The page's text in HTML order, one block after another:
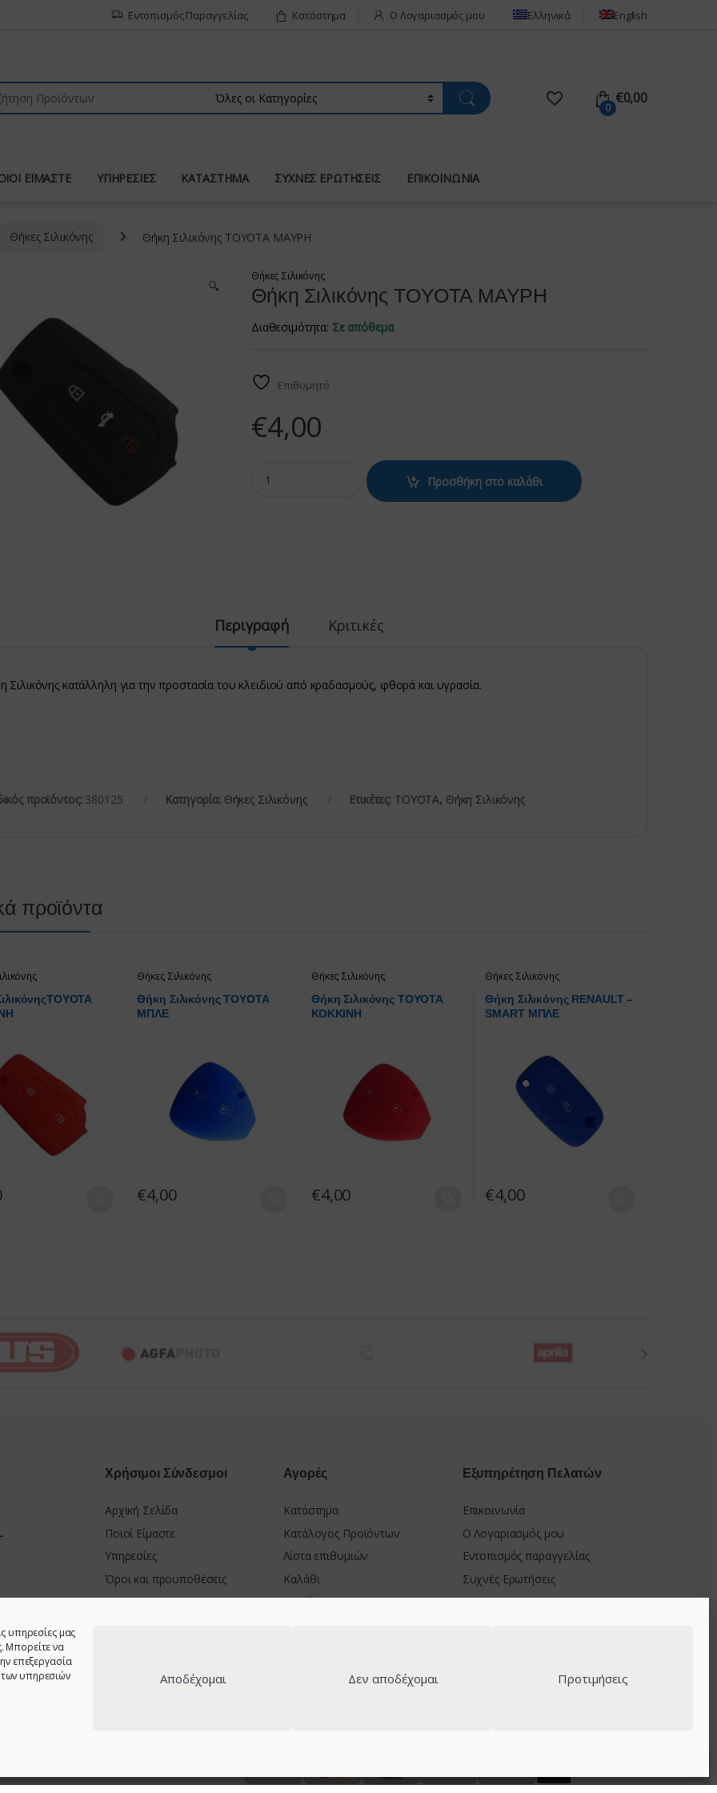
υπηρεσίες μας
Μπορείτε να
επεξεργασία
υπηρεσιών
Αποδέχομαι Δεν αποδέχομαι Προτιμήσεις
Εντοπισμός Παραγγελίας Κατάστημα Ο Λογαριασμός μου Ελληνικά English
0
€0,00
ΕΙΜΑΣΤΕ ΥΠΗΡΕΣΙΕΣ ΚΑΤΑΣΤΗΜΑ ΣΥΧΝΕΣ ΕΡΩΤΗΣΕΙΣ ΕΠΙΚΟΙΝΩΝΙΑ
Θήκες Σιλικόνης Θήκη Σιλικόνης TOYOTA ΜΑΥΡΗ
🔍
Θήκες Σιλικόνης
Θήκη Σιλικόνης TOYOTA ΜΑΥΡΗ
Διαθεσιμότητα: Σε απόθεμα
Επιθυμητό
€4,00
Θήκη Σιλικόνης TOYOTA ΜΑΥΡΗ quantity
Προσθήκη στο καλάθι
Περιγραφή Κριτικές
Σιλικόνης κατάλληλη για την προστασία του κλειδιού από κραδασμούς, φθορά και υγρασία.
προϊόντος: 380125 Κατηγορία: Θήκες Σιλικόνης Ετικέτες: TOYOTA, Θήκη Σιλικόνης
προϊόντα
Θήκες Σιλικόνης
Θήκη Σιλικόνης TOYOTA
ΜΠΛΕ
€4,00
Θήκες Σιλικόνης
Θήκη Σιλικόνης TOYOTA
ΚΟΚΚΙΝΗ
€4,00
Θήκες Σιλικόνης
Θήκη Σιλικόνης RENAULT –
SMART ΜΠΛΕ
€4,00
30100
&
Χρήσιμοι Σύνδεσμοι
Αρχική Σελίδα
Ποιοί Είμαστε
Υπηρεσίες
Όροι και προϋποθέσεις
Πολιτική Απορρήτου
Αγορές
Κατάστημα
Κατάλογος Προϊόντων
Λίστα επιθυμιών
Καλάθι
Ταμείο
Εξυπηρέτηση Πελατών
Επικοινωνία
Ο Λογαριασμός μου
Εντοπισμός παραγγελίας
Συχνές Ερωτήσεις
- Web design: